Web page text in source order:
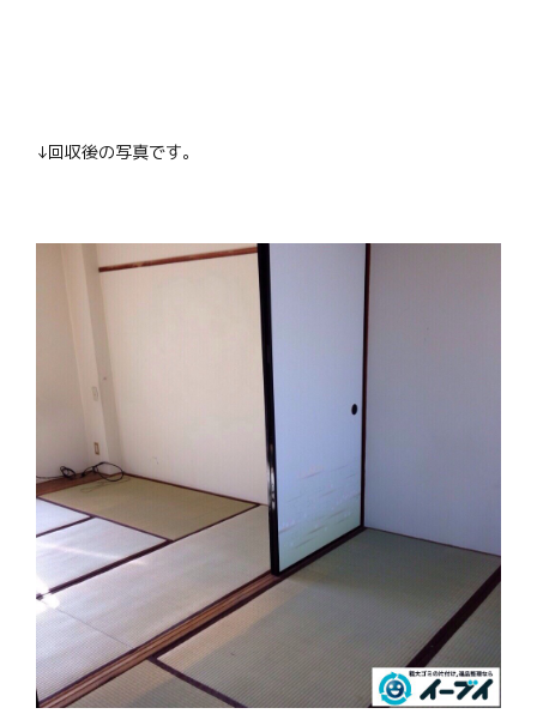
↓回収後の写真です。